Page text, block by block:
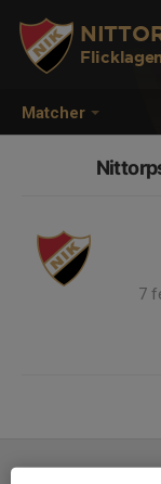
Matcher
7